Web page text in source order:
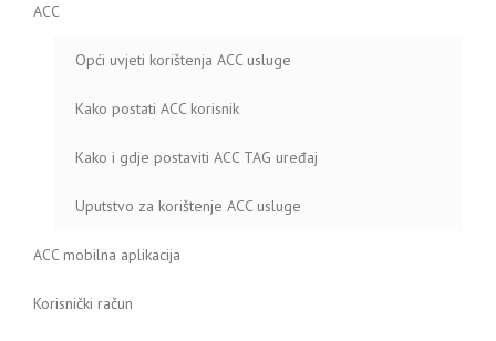
ACC
Opći uvjeti korištenja ACC usluge
Kako postati ACC korisnik
Kako i gdje postaviti ACC TAG uređaj
Uputstvo za korištenje ACC usluge
ACC mobilna aplikacija
Korisnički račun